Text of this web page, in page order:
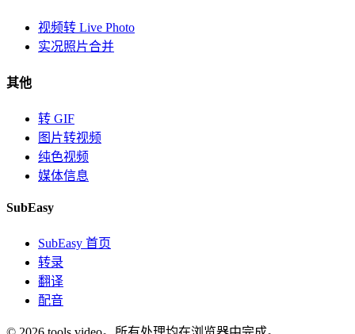
视频转 Live Photo
实况照片合并
其他
转 GIF
图片转视频
纯色视频
媒体信息
SubEasy
SubEasy 首页
转录
翻译
配音